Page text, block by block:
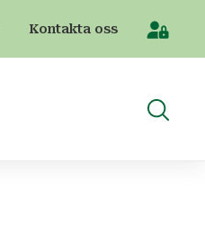
Kontakta oss
[Sök]